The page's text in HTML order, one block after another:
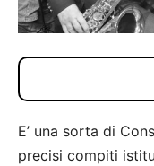
E’ una sorta di
precisi compiti